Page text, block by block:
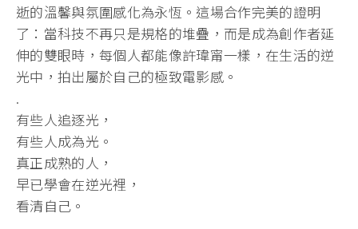
逝的溫馨與氛圍感化為永恆。這場合作完美的證明
了：當科技不再只是規格的堆疊，而是成為創作者延
伸的雙眼時，每個人都能像許瑋甯一樣，在生活的逆
光中，拍出屬於自己的極致電影感。
.
有些人追逐光，
有些人成為光。
真正成熟的人，
早已學會在逆光裡，
看清自己。